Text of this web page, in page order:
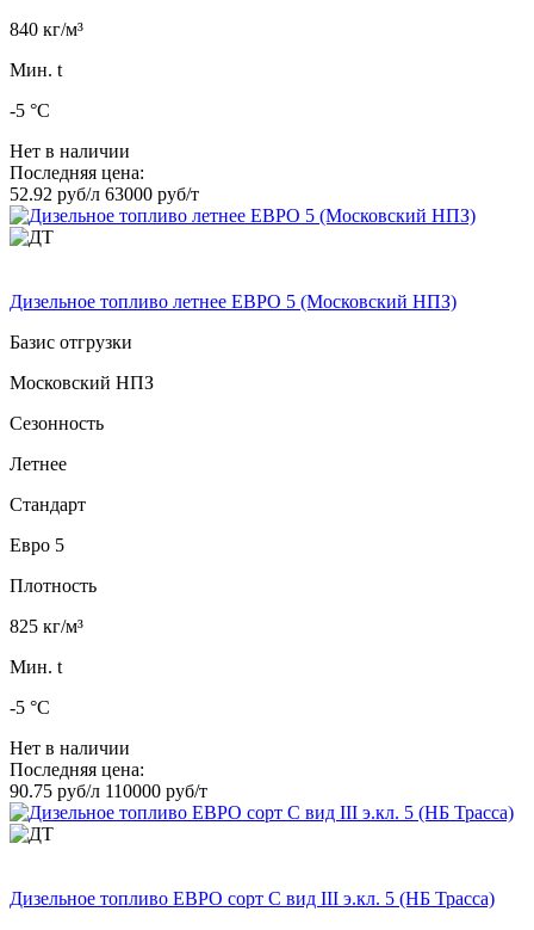
840 кг/м³
Мин. t
-5 °C
Нет в наличии
Последняя цена:
52.92 руб/л 63000 руб/т
Дизельное топливо летнее ЕВРО 5 (Московский НПЗ)
Базис отгрузки
Московский НПЗ
Сезонность
Летнее
Стандарт
Евро 5
Плотность
825 кг/м³
Мин. t
-5 °C
Нет в наличии
Последняя цена:
90.75 руб/л 110000 руб/т
Дизельное топливо ЕВРО сорт C вид III э.кл. 5 (НБ Трасса)